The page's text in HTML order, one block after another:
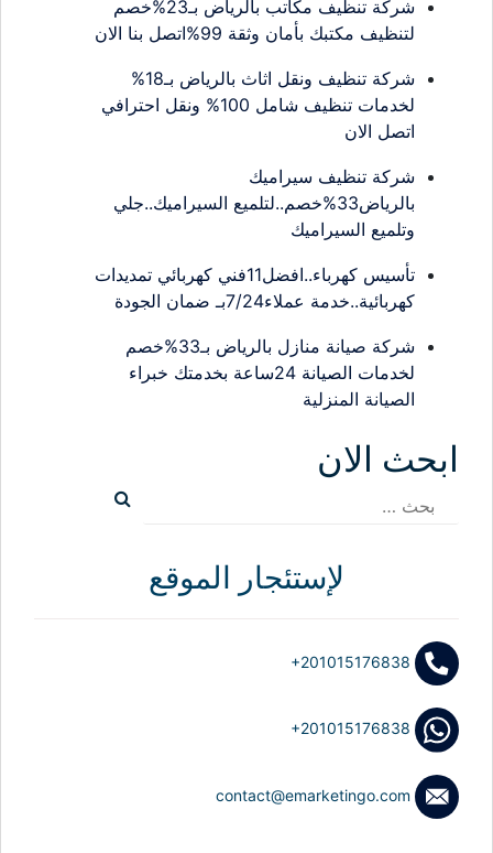
شركة تنظيف مكاتب بالرياض بـ23%خصم
لتنظيف مكتبك بأمان وثقة 99%اتصل بنا الان
شركة تنظيف ونقل اثاث بالرياض بـ18%
لخدمات تنظيف شامل 100% ونقل احترافي
اتصل الان
شركة تنظيف سيراميك
بالرياض33%خصم..لتلميع السيراميك..جلي
وتلميع السيراميك
تأسيس كهرباء..افضل11فني كهربائي تمديدات
كهربائية..خدمة عملاء7/24بـ ضمان الجودة
شركة صيانة منازل بالرياض بـ33%خصم
لخدمات الصيانة 24ساعة بخدمتك خبراء
الصيانة المنزلية
ابحث الان
البحث
لإستئجار الموقع
+201015176838
+201015176838
contact@emarketingo.com